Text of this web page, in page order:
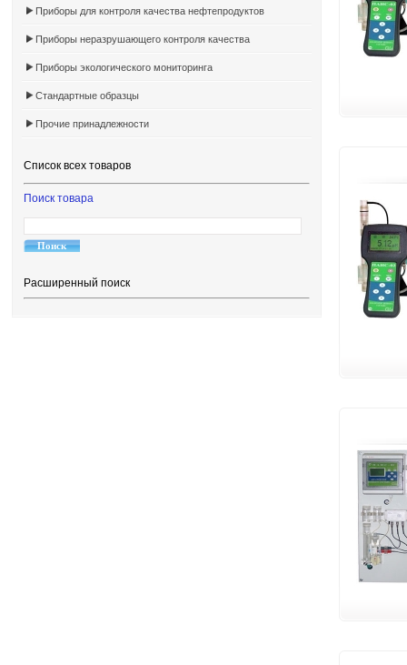
Приборы для контроля качества нефтепродуктов
Приборы неразрушающего контроля качества
Приборы экологического мониторинга
Стандартные образцы
Прочие принадлежности
Список всех товаров
Поиск товара
Расширенный поиск